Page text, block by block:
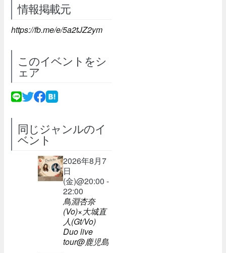
情報掲載元
https://fb.me/e/5a2tJZ2ym
このイベントをシ
ェア
同じジャンルのイ
ベント
2026年8月7
日
(金)@20:00 -
22:00
鳥淵杏奈
(Vo)×大城直
人(Gt/Vo)
Duo live
tour@鹿児島